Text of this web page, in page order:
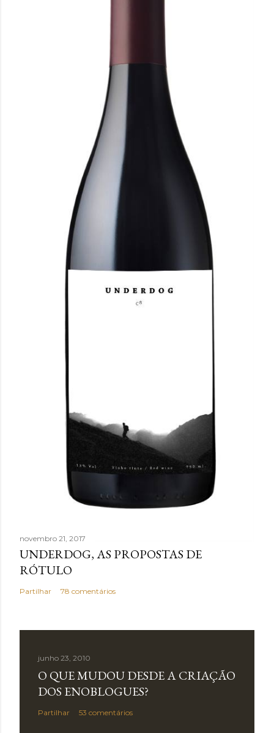
novembro 21, 2017
UNDERDOG, AS PROPOSTAS DE
RÓTULO
Partilhar 78 comentários
junho 23, 2010
O QUE MUDOU DESDE A CRIAÇÃO
DOS ENOBLOGUES?
Partilhar 53 comentários